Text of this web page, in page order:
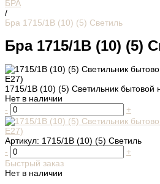
БРА
/
Бра 1715/1B (10) (5) Светиль
Бра 1715/1B (10) (5)
1715/1B (10) (5) Светильник бытовой
Нет в наличии
-
+
Артикул: 1715/1B (10) (5) Светиль
-
+
Быстрый заказ
Нет в наличии